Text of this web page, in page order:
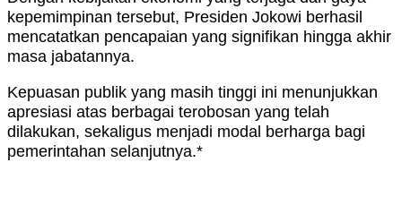
kepemimpinan tersebut, Presiden Jokowi berhasil
mencatatkan pencapaian yang signifikan hingga akhir
masa jabatannya.
Kepuasan publik yang masih tinggi ini menunjukkan
apresiasi atas berbagai terobosan yang telah
dilakukan, sekaligus menjadi modal berharga bagi
pemerintahan selanjutnya.*